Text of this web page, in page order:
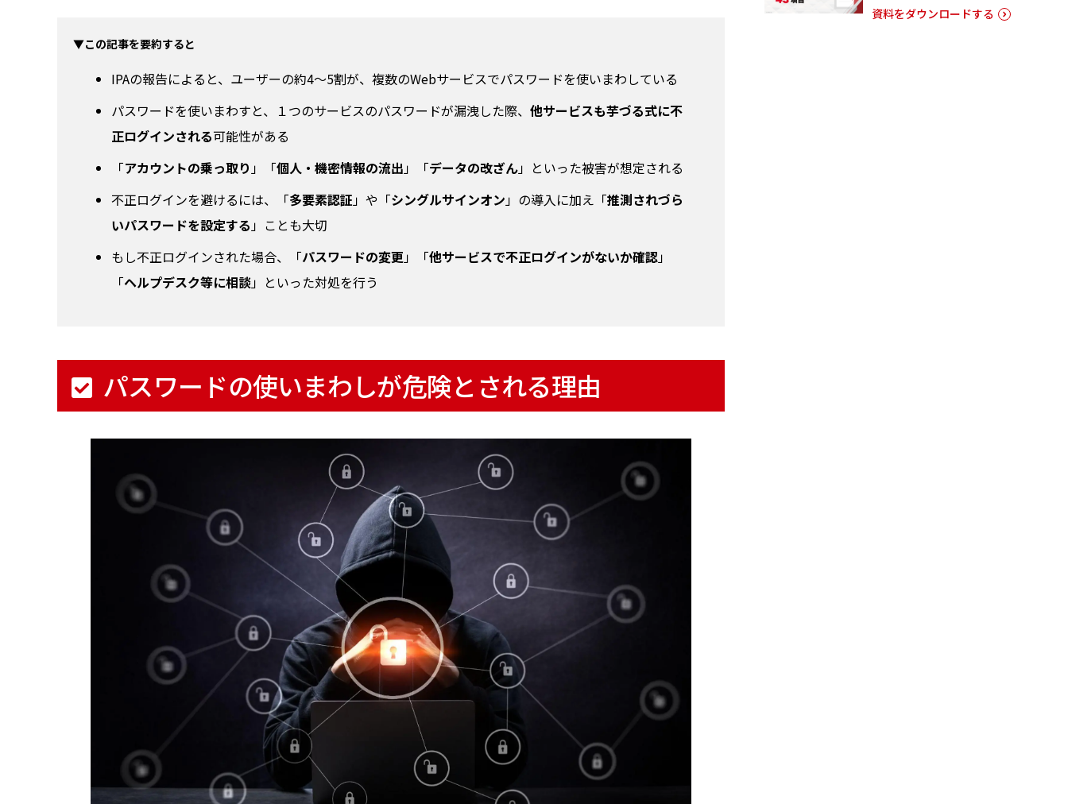
▼この記事を要約すると
IPAの報告によると、ユーザーの約4～5割が、複数のWebサービスでパスワードを使いまわしている
パスワードを使いまわすと、１つのサービスのパスワードが漏洩した際、 他サービスも芋づる式に不
正ログインされる可能性がある
「アカウントの乗っ取り」「個人・機密情報の流出」「データの改ざん」といった被害が想定される
不正ログインを避けるには、「多要素認証」や「シングルサインオン」の導入に加え「推測されづら
いパスワードを設定する」ことも大切
もし不正ログインされた場合、「パスワードの変更」「他サービスで不正ログインがないか確認」
「ヘルプデスク等に相談」といった対処を行う
パスワードの使いまわしが危険とされる理由
資料をダウンロードする